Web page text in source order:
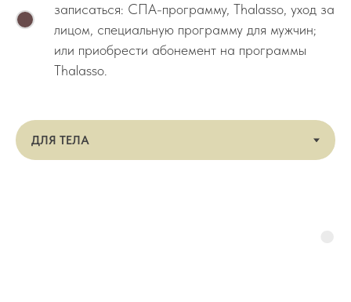
записаться: СПА-программу, Thalasso, уход за
лицом, специальную программу для мужчин;
или приобрести абонемент на программы
Thalasso.